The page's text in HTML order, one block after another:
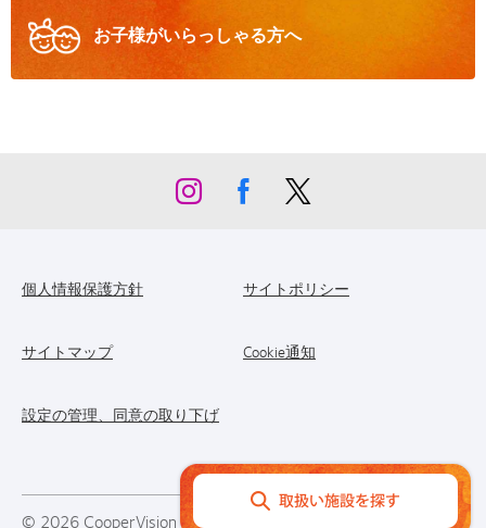
お子様がいらっしゃる方へ
個人情報保護方針 サイトポリシー
サイトマップ Cookie通知
設定の管理、同意の取り下げ
© 2026 CooperVision|Part of